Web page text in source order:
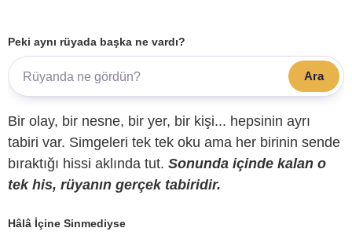
Peki aynı rüyada başka ne vardı?
Ara
Bir olay, bir nesne, bir yer, bir kişi... hepsinin ayrı
tabiri var. Simgeleri tek tek oku ama her birinin sende
bıraktığı hissi aklında tut. Sonunda içinde kalan o
tek his, rüyanın gerçek tabiridir.
Hâlâ İçine Sinmediyse